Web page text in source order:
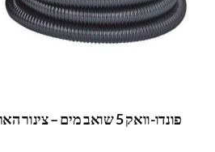
פונדו-וואק 5 שואב מים – צינור הארכה